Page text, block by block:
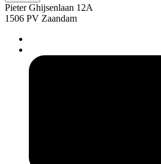
Pieter Ghijsenlaan 12A
1506 PV Zaandam